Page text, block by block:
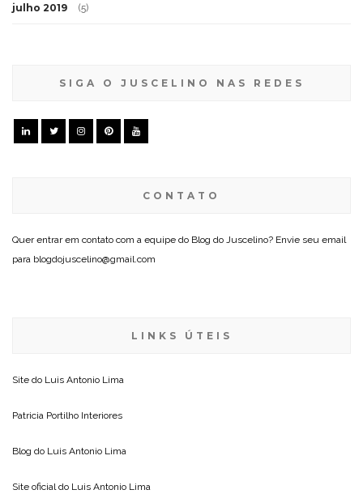
julho 2019 (5)
SIGA O JUSCELINO NAS REDES
CONTATO
Quer entrar em contato com a equipe do Blog do Juscelino? Envie seu email
para blogdojuscelino@gmail.com
LINKS ÚTEIS
Site do Luis Antonio Lima
Patricia Portilho Interiores
Blog do Luis Antonio Lima
Site oficial do Luis Antonio Lima